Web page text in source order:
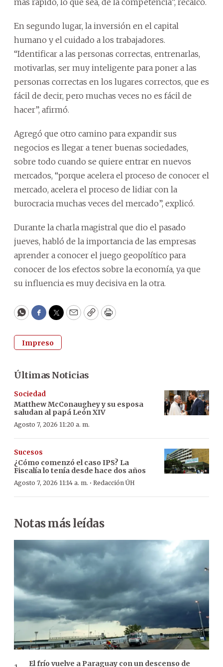
En segundo lugar, la inversión en el capital
humano y el cuidado a los trabajadores.
“Identificar a las personas correctas, entrenarlas,
motivarlas, ser muy inteligente para poner a las
personas correctas en los lugares correctos, que es
fácil de decir, pero muchas veces no es fácil de
hacer”, afirmó.
Agregó que otro camino para expandir sus
negocios es llegar a tener buenas sociedades,
sobre todo cuando se quiere entrar en nuevos
mercados, “porque acelera el proceso de conocer el
mercado, acelera el proceso de lidiar con la
burocracia muchas veces del mercado”, explicó.
Durante la charla magistral que dio el pasado
jueves, habló de la importancia de las empresas
aprender a conocer el juego geopolítico para
conocer de los efectos sobre la economía, ya que
su influencia es muy decisiva en la otra.
WhatsApp
Facebook
Twitter
EmailCopyPrint
Impreso
Últimas Noticias
Sociedad
Matthew McConaughey y su esposa
saludan al papá León XIV
Agosto 7, 2026 11:20 a. m.
Sucesos
¿Cómo comenzó el caso IPS? La
Fiscalía lo tenía desde hace dos años
Agosto 7, 2026 11:14 a. m. · Redacción ÚH
Notas más leídas
El frío vuelve a Paraguay con un descenso de